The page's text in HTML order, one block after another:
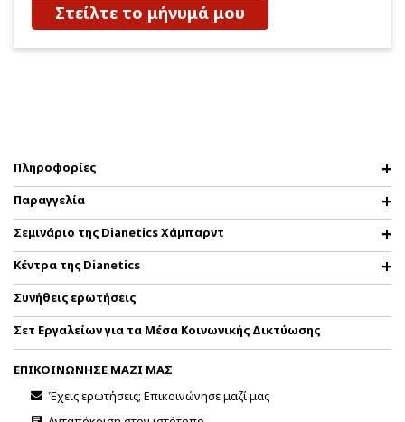
Στείλτε το μήνυμά μου
Πληροφορίες
Παραγγελία
Σεμινάριο της Dianetics Χάμπαρντ
Κέντρα της Dianetics
Συνήθεις ερωτήσεις
Σετ Εργαλείων για τα Μέσα Κοινωνικής Δικτύωσης
ΕΠΙΚΟΙΝΩΝΗΣΕ ΜΑΖΙ ΜΑΣ
Έχεις ερωτήσεις; Επικοινώνησε μαζί μας